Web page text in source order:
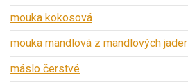
mouka kokosová
mouka mandlová z mandlových jader
máslo čerstvé